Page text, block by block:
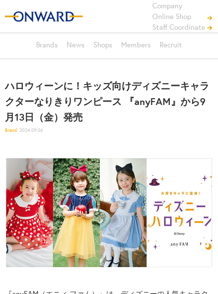
Company
Online Shop
Staff Coordinate
Brands
News Shops Members Recruit
ハロウィーンに！キッズ向けディズニーキャラ
クターなりきりワンピース 『anyFAM』から9
月13日（金）発売
Brand 2024.09.06